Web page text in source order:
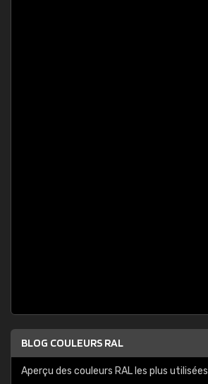
BLOG COULEURS RAL
Aperçu des couleurs RAL les plus utilisées